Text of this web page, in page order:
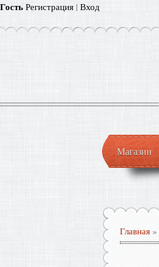
Гость Регистрация | Вход
Магазин
Главная »